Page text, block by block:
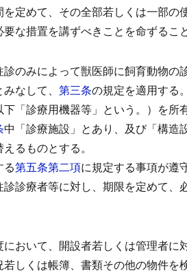
定めて、その全部若しくは一部の
な措置を講ずべきことを命ずるこ
のみによって獣医師に飼育動物の
なして、 第三条の規定を適用する。
「診療用機器等」という。）を所
中「診療施設」とあり、及び「構造
るものとする。
る第五条第二項に規定する事項が遵
診療者等に対し、期限を定めて、
おいて、開設者若しくは管理者に
しくは帳簿、書類その他の物件を